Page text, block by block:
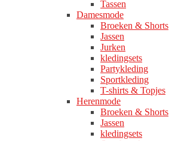
Tassen
Damesmode
Broeken & Shorts
Jassen
Jurken
kledingsets
Partykleding
Sportkleding
T-shirts & Topjes
Herenmode
Broeken & Shorts
Jassen
kledingsets